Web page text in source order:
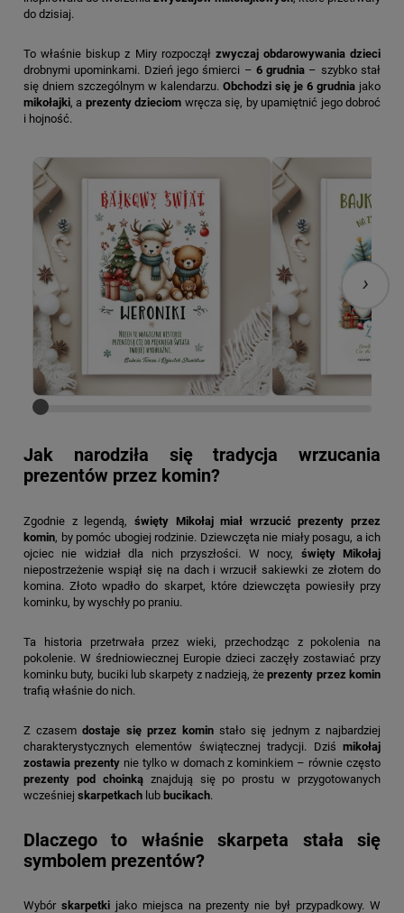
do dzisiaj.
To właśnie biskup z Miry rozpoczął zwyczaj obdarowywania dzieci
drobnymi upominkami. Dzień jego śmierci – 6 grudnia – szybko stał
się dniem szczególnym w kalendarzu. Obchodzi się je 6 grudnia jako
mikołajki, a prezenty dzieciom wręcza się, by upamiętnić jego dobroć
i hojność.
›
Jak narodziła się tradycja wrzucania
prezentów przez komin?
Zgodnie z legendą, święty Mikołaj miał wrzucić prezenty przez
komin, by pomóc ubogiej rodzinie. Dziewczęta nie miały posagu, a ich
ojciec nie widział dla nich przyszłości. W nocy, święty Mikołaj
niepostrzeżenie wspiął się na dach i wrzucił sakiewki ze złotem do
komina. Złoto wpadło do skarpet, które dziewczęta powiesiły przy
kominku, by wyschły po praniu.
Ta historia przetrwała przez wieki, przechodząc z pokolenia na
pokolenie. W średniowiecznej Europie dzieci zaczęły zostawiać przy
kominku buty, buciki lub skarpety z nadzieją, żeprezenty przez komin
trafią właśnie do nich.
Z czasemdostaje się przez komin stało się jednym z najbardziej
charakterystycznych elementów świątecznej tradycji. Dziś mikołaj
zostawia prezentynie tylko w domach z kominkiem – równie często
prezenty pod choinkąznajdują się po prostu w przygotowanych
wcześniej skarpetkach lub bucikach.
Dlaczego to właśnie skarpeta stała się
symbolem prezentów?
Wybór skarpetkijako miejsca na prezenty nie był przypadkowy. W